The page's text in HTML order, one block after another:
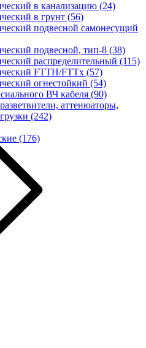
в канализацию (24)
в грунт (56)
подвесной самонесущий
подвесной, тип-8 (38)
распределительный (115)
FTTH/FTTx (57)
огнестойкий (54)
ВЧ кабеля (90)
аттенюаторы,
(242)
(176)